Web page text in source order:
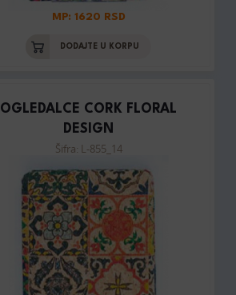
MP: 1620 RSD
DODAJTE U KORPU
OGLEDALCE CORK FLORAL
DESIGN
Šifra: L-855_14